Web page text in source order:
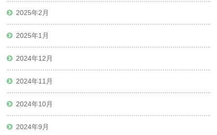
2025年2月
2025年1月
2024年12月
2024年11月
2024年10月
2024年9月